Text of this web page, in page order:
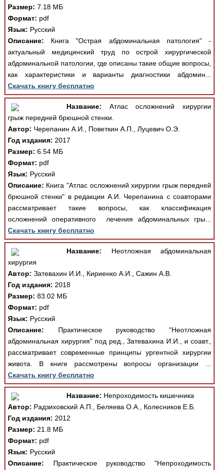
Размер: 7.18 МБ
Формат: pdf
Язык: Русский
Описание: Книга "Острая абдоминальная патология" -
актуальный медицинский труд по острой хирургической
абдоминальной патологии, где описаны такие общие вопросы,
как характеристики и варианты диагностики абдомин...
Скачать книгу бесплатно
Название: Атлас осложнений хирургии
грыж передней брюшной стенки.
Автор: Черепанин А.И., Поветкин А.П., Луцевич О.Э.
Год издания: 2017
Размер: 6.54 МБ
Формат: pdf
Язык: Русский
Описание: Книга "Атлас осложнений хирургии грыж передней
брюшной стенки" в редакции А.И. Черепанина с соавторами
рассматривает такие вопросы, как классификация
осложнений оперативного лечения абдоминальных гры...
Скачать книгу бесплатно
Название: Неотложная абдоминальная
хирургия
Автор: Затевахин И.И., Кириенко А.И., Сажин А.В.
Год издания: 2018
Размер: 83.02 МБ
Формат: pdf
Язык: Русский
Описание: Практическое руководство "Неотложная
абдоминальная хирургия" под ред., Затевахина И.И., и соавт.,
рассматривает современные принципы ургентной хирургии
живота. В книге рассмотрены вопросы организации ...
Скачать книгу бесплатно
Название: Непроходимость кишечника
Автор: Радзиховский А.П., Беляева О.А., Колесников Е.Б.
Год издания: 2012
Размер: 21.8 МБ
Формат: pdf
Язык: Русский
Описание: Практическое руководство "Непроходимость